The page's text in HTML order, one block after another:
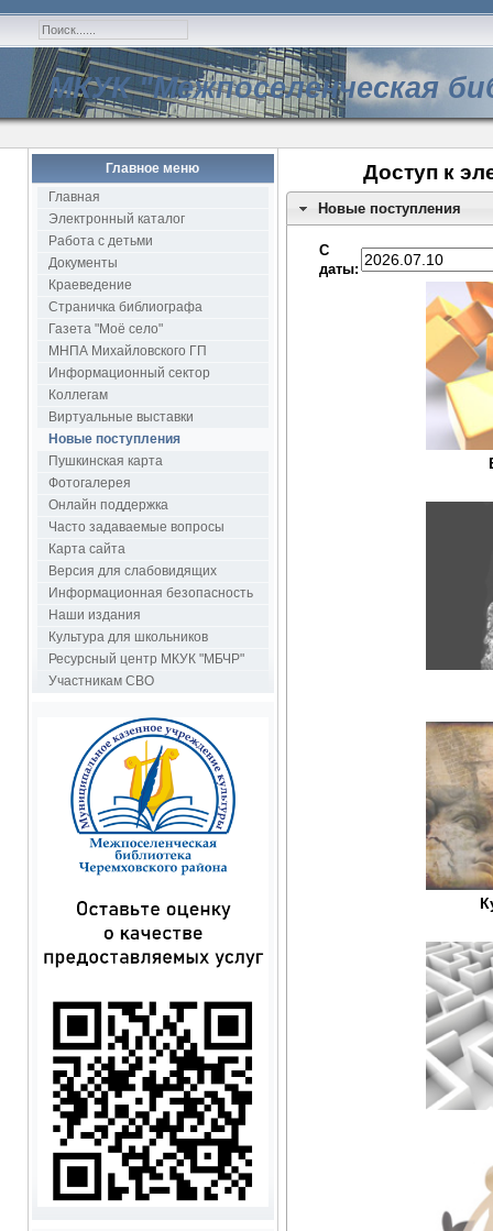
МКУК "Межпоселенческая
Главное меню
Главная
Электронный каталог
Работа с детьми
Документы
Краеведение
Страничка библиографа
Газета "Моё село"
МНПА Михайловского ГП
Информационный сектор
Коллегам
Виртуальные выставки
Новые поступления
Пушкинская карта
Фотогалерея
Онлайн поддержка
Часто задаваемые вопросы
Карта сайта
Версия для слабовидящих
Информационная безопасность
Наши издания
Культура для школьников
Ресурсный центр МКУК "МБЧР"
Участникам СВО
Доступ к
Новые поступления
С
даты: